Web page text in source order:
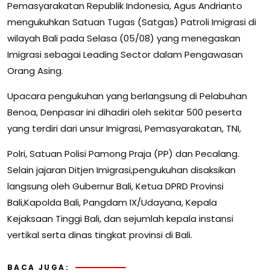
Pemasyarakatan Republik Indonesia, Agus Andrianto
mengukuhkan Satuan Tugas (Satgas) Patroli Imigrasi di
wilayah Bali pada Selasa (05/08) yang menegaskan
Imigrasi sebagai Leading Sector dalam Pengawasan
Orang Asing.
Upacara pengukuhan yang berlangsung di Pelabuhan
Benoa, Denpasar ini dihadiri oleh sekitar 500 peserta
yang terdiri dari unsur Imigrasi, Pemasyarakatan, TNI,
Polri, Satuan Polisi Pamong Praja (PP) dan Pecalang.
Selain jajaran Ditjen Imigrasi,pengukuhan disaksikan
langsung oleh Gubernur Bali, Ketua DPRD Provinsi
Bali,Kapolda Bali, Pangdam IX/Udayana, Kepala
Kejaksaan Tinggi Bali, dan sejumlah kepala instansi
vertikal serta dinas tingkat provinsi di Bali.
BACA JUGA: